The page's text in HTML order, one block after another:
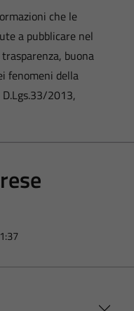
che le
a pubblicare nel
buona
fenomeni della
2013,